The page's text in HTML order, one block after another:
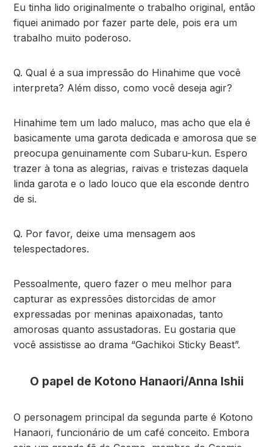
Eu tinha lido originalmente o trabalho original, então
fiquei animado por fazer parte dele, pois era um
trabalho muito poderoso.
Q. Qual é a sua impressão do Hinahime que você
interpreta? Além disso, como você deseja agir?
Hinahime tem um lado maluco, mas acho que ela é
basicamente uma garota dedicada e amorosa que se
preocupa genuinamente com Subaru-kun. Espero
trazer à tona as alegrias, raivas e tristezas daquela
linda garota e o lado louco que ela esconde dentro
de si.
Q. Por favor, deixe uma mensagem aos
telespectadores.
Pessoalmente, quero fazer o meu melhor para
capturar as expressões distorcidas de amor
expressadas por meninas apaixonadas, tanto
amorosas quanto assustadoras. Eu gostaria que
você assistisse ao drama “Gachikoi Sticky Beast”.
O papel de Kotono Hanaori/Anna Ishii
O personagem principal da segunda parte é Kotono
Hanaori, funcionário de um café conceito. Embora